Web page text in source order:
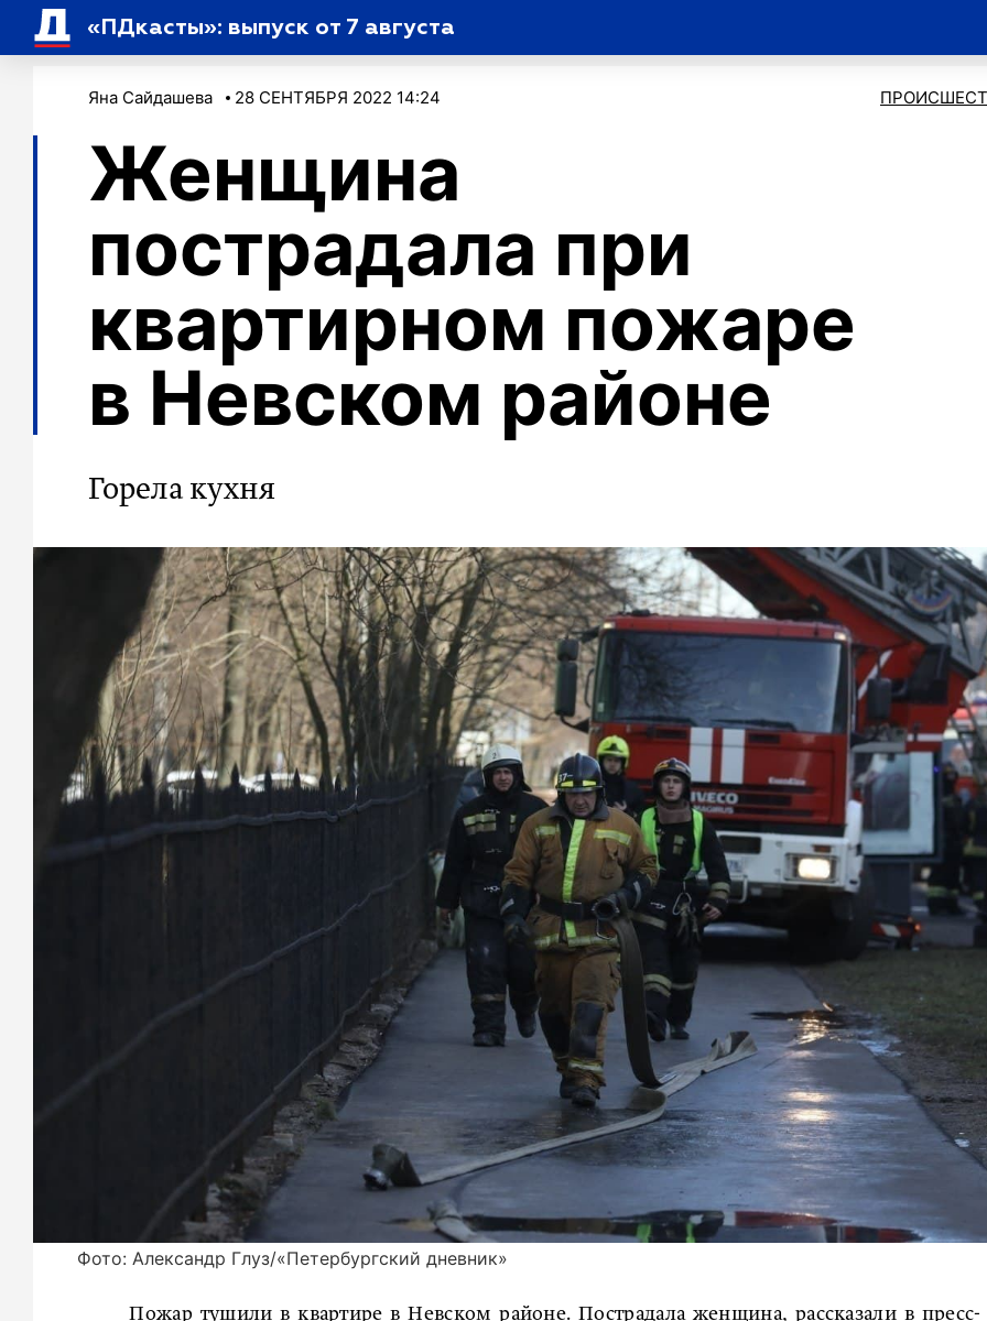
«ПДкасты»: выпуск от 7 августа
Яна Сайдашева 28 СЕНТЯБРЯ 2022 14:24
Женщина
пострадала при
квартирном пожаре
в Невском районе
Горела кухня
Фото: Александр Глуз/«Петербургский дневник»
Пожар тушили в квартире в Невском районе. Пострадала женщина, рассказали в пресс-